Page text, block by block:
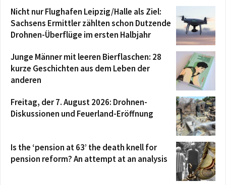
Nicht nur Flughafen Leipzig/Halle als Ziel:
Sachsens Ermittler zählten schon Dutzende
Drohnen-Überflüge im ersten Halbjahr
Junge Männer mit leeren Bierflaschen: 28
kurze Geschichten aus dem Leben der
anderen
Freitag, der 7. August 2026: Drohnen-
Diskussionen und Feuerland-Eröffnung
Is the ‘pension at 63’ the death knell for
pension reform? An attempt at an analysis